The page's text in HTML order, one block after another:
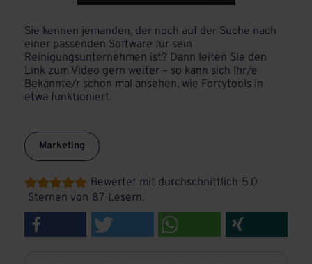
Sie kennen jemanden, der noch auf der Suche nach
einer passenden Software für sein
Reinigungsunternehmen ist? Dann leiten Sie den
Link zum Video gern weiter – so kann sich Ihr/e
Bekannte/r schon mal ansehen, wie Fortytools in
etwa funktioniert.
Marketing
 Bewertet mit durchschnittlich 5.0
Sternen von 87 Lesern.